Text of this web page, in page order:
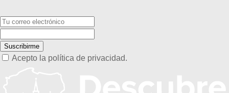
correo
Suscribirme
Acepto la política de privacidad.